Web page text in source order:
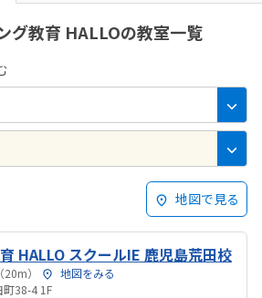
グ教育 HALLOの教室一覧
地図で見る
HALLO スクールIE 鹿児島荒田校
（20m）
地図をみる
町38-4 1F